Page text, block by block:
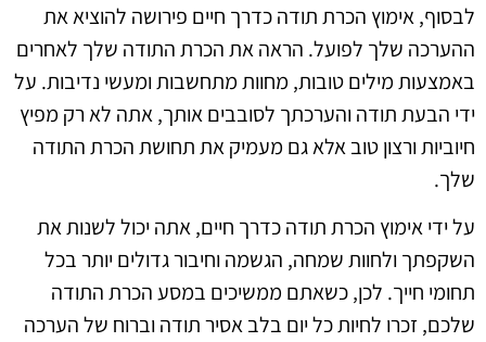
לבסוף, אימוץ הכרת תודה כדרך חיים פירושה להוציא את
ההערכה שלך לפועל. הראה את הכרת התודה שלך לאחרים
באמצעות מילים טובות, מחוות מתחשבות ומעשי נדיבות. על
ידי הבעת תודה והערכתך לסובבים אותך, אתה לא רק מפיץ
חיוביות ורצון טוב אלא גם מעמיק את תחושת הכרת התודה
שלך.
על ידי אימוץ הכרת תודה כדרך חיים, אתה יכול לשנות את
השקפתך ולחוות שמחה, הגשמה וחיבור גדולים יותר בכל
תחומי חייך. לכן, כשאתם ממשיכים במסע הכרת התודה
שלכם, זכרו לחיות כל יום בלב אסיר תודה וברוח של הערכה